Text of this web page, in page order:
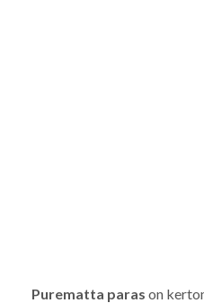
Purematta paras on